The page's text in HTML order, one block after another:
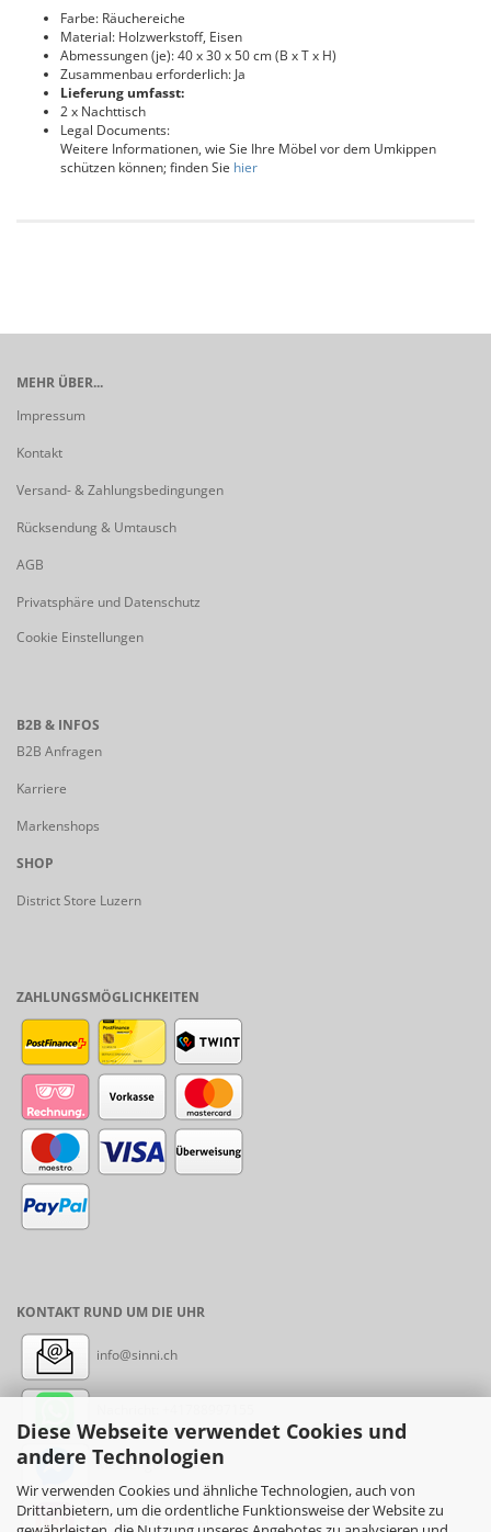
Diese Webseite verwendet Cookies und
andere Technologien
Wir verwenden Cookies und ähnliche Technologien, auch von
Drittanbietern, um die ordentliche Funktionsweise der Website zu
Farbe: Räuchereiche
Material: Holzwerkstoff, Eisen
Abmessungen (je): 40 x 30 x 50 cm (B x T x H)
Zusammenbau erforderlich: Ja
Lieferung umfasst:
2 x Nachttisch
Legal Documents:
Weitere Informationen, wie Sie Ihre Möbel vor dem Umkippen
schützen können; finden Sie hier
MEHR ÜBER...
Impressum
Kontakt
Versand- & Zahlungsbedingungen
Rücksendung & Umtausch
AGB
Privatsphäre und Datenschutz
Cookie Einstellungen
B2B & INFOS
B2B Anfragen
Karriere
Markenshops
SHOP
District Store Luzern
ZAHLUNGSMÖGLICHKEITEN
KONTAKT RUND UM DIE UHR
info@sinni.ch
Messenger: sinni.ch
Instagram: sinni_ch